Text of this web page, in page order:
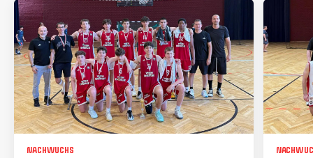
NACHWUCHS